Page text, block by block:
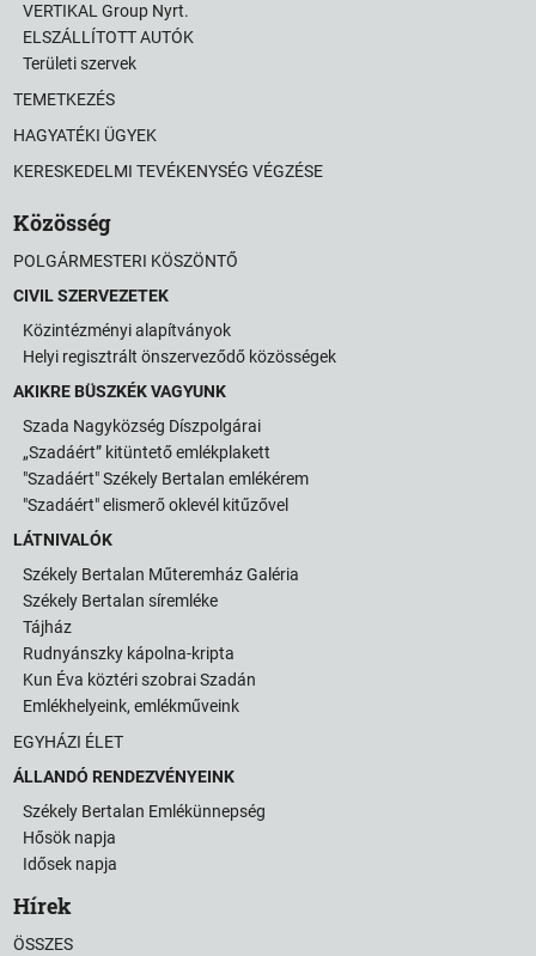
VERTIKAL Group Nyrt.
ELSZÁLLÍTOTT AUTÓK
Területi szervek
TEMETKEZÉS
HAGYATÉKI ÜGYEK
KERESKEDELMI TEVÉKENYSÉG VÉGZÉSE
Közösség
POLGÁRMESTERI KÖSZÖNTŐ
CIVIL SZERVEZETEK
Közintézményi alapítványok
Helyi regisztrált önszerveződő közösségek
AKIKRE BÜSZKÉK VAGYUNK
Szada Nagyközség Díszpolgárai
„Szadáért” kitüntető emlékplakett
"Szadáért" Székely Bertalan emlékérem
"Szadáért" elismerő oklevél kitűzővel
LÁTNIVALÓK
Székely Bertalan Műteremház Galéria
Székely Bertalan síremléke
Tájház
Rudnyánszky kápolna-kripta
Kun Éva köztéri szobrai Szadán
Emlékhelyeink, emlékműveink
EGYHÁZI ÉLET
ÁLLANDÓ RENDEZVÉNYEINK
Székely Bertalan Emlékünnepség
Hősök napja
Idősek napja
Hírek
ÖSSZES